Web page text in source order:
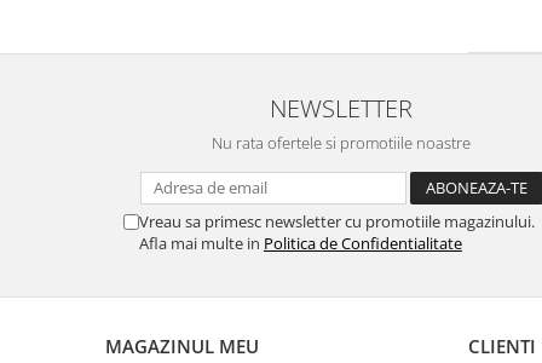
NEWSLETTER
Nu rata ofertele si promotiile noastre
Vreau sa primesc newsletter cu promotiile magazinului.
Afla mai multe in Politica de Confidentialitate
MAGAZINUL MEU CLIENTI